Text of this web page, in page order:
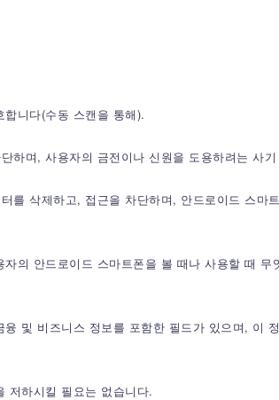
니다(수동 스캔을 통해).
하며, 사용자의 금전이나 신원을 도용하려는 사
삭제하고, 접근을 차단하며, 안드로이드 스마
의 안드로이드 스마트폰을 볼 때나 사용할 때
및 비즈니스 정보를 포함한 필드가 있으며, 이
저하시킬 필요는 없습니다.